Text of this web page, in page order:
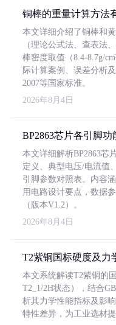
铜棒的重量计算方法
本文详细介绍了铜棒和
（理论公式法、查表法
棒密度取值（8.4-8.7g/
际计算案例、误差分析
2007等国家标准。
2026年8月4日
BP2863芯片各引脚功
本文详细解析BP2863芯
定义、典型电压/电流值
引脚参数对照表。内容
用电路设计要点，数据
（版本V1.2）。
2026年8月4日
T2紫铜国标硬度及力
本文系统解读T2紫铜的
T2_1/2H状态），结合
析其力学性能指标及影
特性差异，为工业选材提